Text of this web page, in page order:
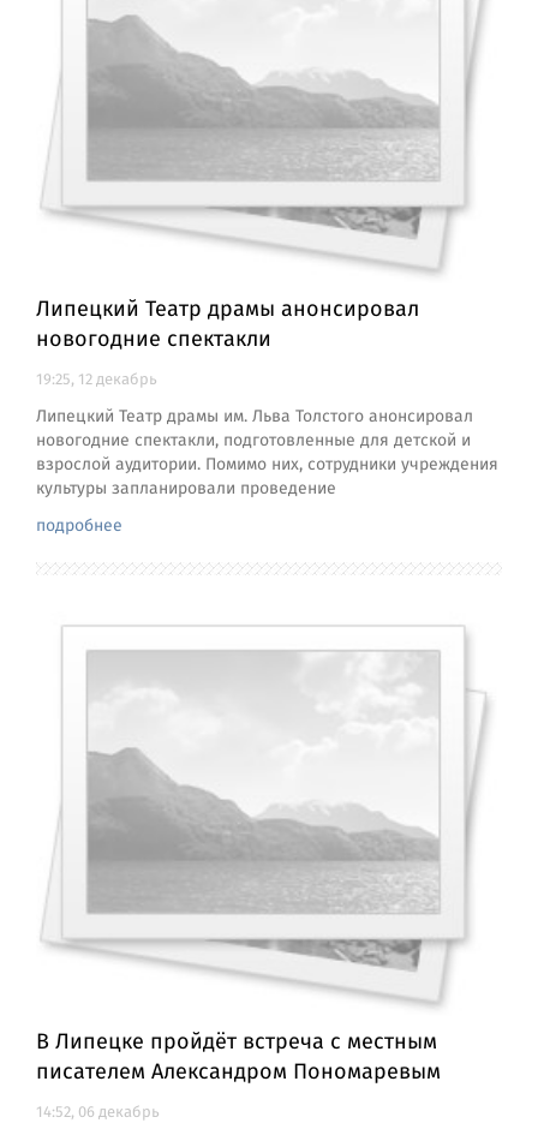
Липецкий Театр драмы анонсировал
новогодние спектакли
19:25, 12 декабрь
Липецкий Театр драмы им. Льва Толстого анонсировал
новогодние спектакли, подготовленные для детской и
взрослой аудитории. Помимо них, сотрудники учреждения
культуры запланировали проведение
подробнее
В Липецке пройдёт встреча с местным
писателем Александром Пономаревым
14:52, 06 декабрь